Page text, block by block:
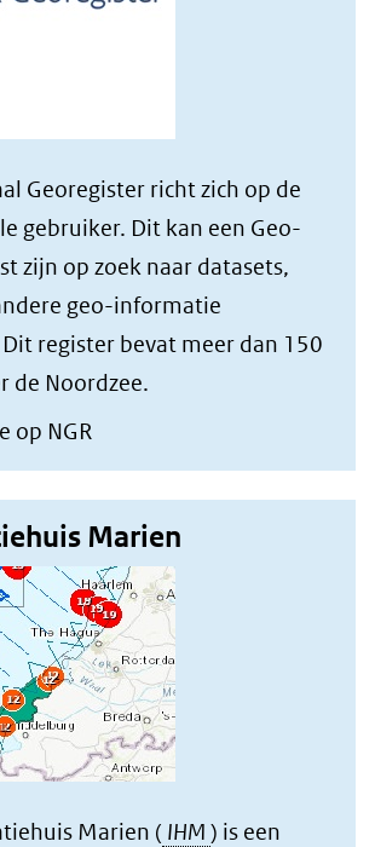
Georegister richt zich op de
gebruiker. Dit kan een Geo-
zijn op zoek naar datasets,
geo-informatie
register bevat meer dan 150
de Noordzee.
op NGR
in
nieuw
venster)
(verwijst
naar
een
andere
website)
Marien
Marien ( IHM ) is een